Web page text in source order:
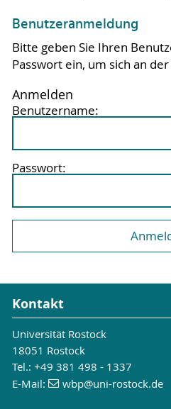
Benutzeranmeldung
Bitte geben Sie Ihren
Passwort ein, um sich an
Anmelden
Benutzername:
Passwort:
Kontakt
Universität Rostock
18051 Rostock
Tel.: +49 381 498 - 1337
E-Mail:
wbp@uni-rostock.de